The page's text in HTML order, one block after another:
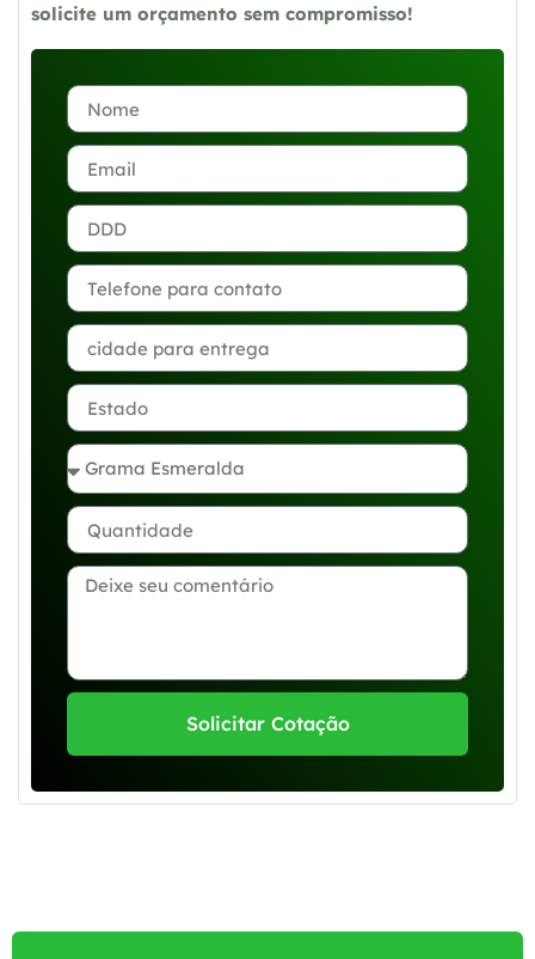
solicite um orçamento sem compromisso!
Solicitar Cotação